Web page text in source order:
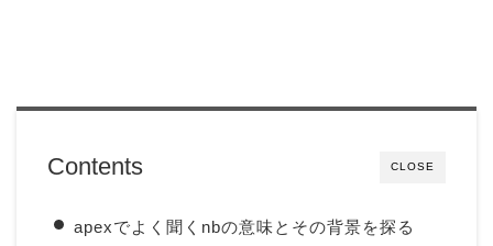
CLOSE
Contents
apexでよく聞くnbの意味とその背景を探る